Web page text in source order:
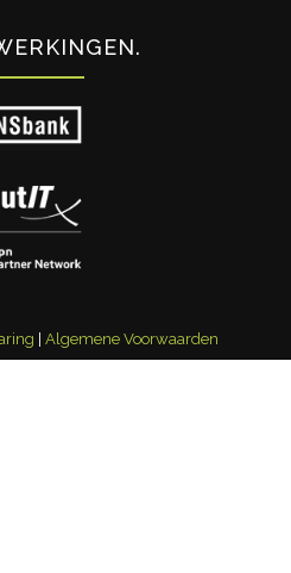
| Algemene Voorwaarden